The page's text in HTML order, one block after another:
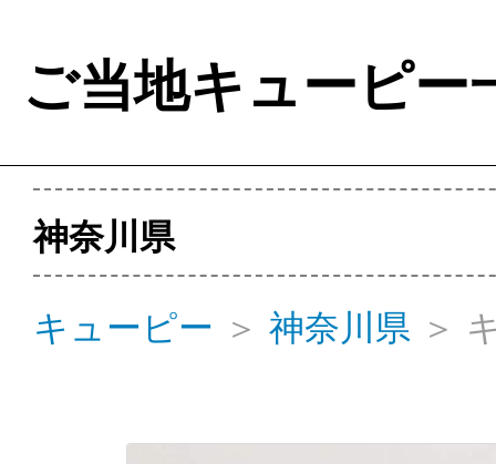
ご当地キューピー
神奈川県
キューピー ＞ 神奈川県 ＞